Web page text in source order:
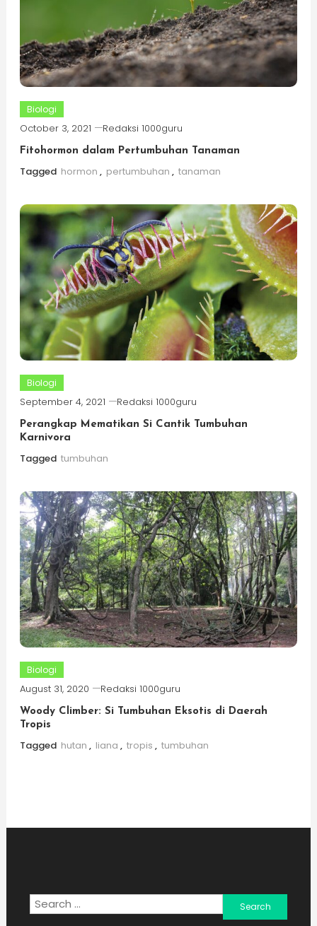
Biologi
October 3, 2021 Redaksi 1000guru
Fitohormon dalam Pertumbuhan Tanaman
Tagged hormon , pertumbuhan , tanaman
Biologi
September 4, 2021 Redaksi 1000guru
Perangkap Mematikan Si Cantik Tumbuhan
Karnivora
Tagged tumbuhan
Biologi
August 31, 2020 Redaksi 1000guru
Woody Climber: Si Tumbuhan Eksotis di Daerah
Tropis
Tagged hutan , liana , tropis , tumbuhan
Search
for: